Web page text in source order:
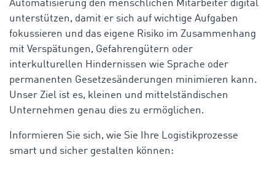
Automatisierung den menschlichen Mitarbeiter digital
unterstützen, damit er sich auf wichtige Aufgaben
fokussieren und das eigene Risiko im Zusammenhang
mit Verspätungen, Gefahrengütern oder
interkulturellen Hindernissen wie Sprache oder
permanenten Gesetzesänderungen minimieren kann.
Unser Ziel ist es, kleinen und mittelständischen
Unternehmen genau dies zu ermöglichen.
Informieren Sie sich, wie Sie Ihre Logistikprozesse
smart und sicher gestalten können: